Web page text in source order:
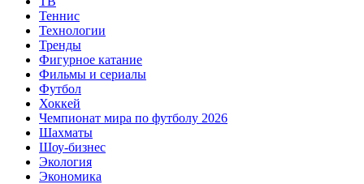
Теннис
Технологии
Тренды
Фигурное катание
Фильмы и сериалы
Футбол
Хоккей
Чемпионат мира по футболу 2026
Шахматы
Шоу-бизнес
Экология
Экономика